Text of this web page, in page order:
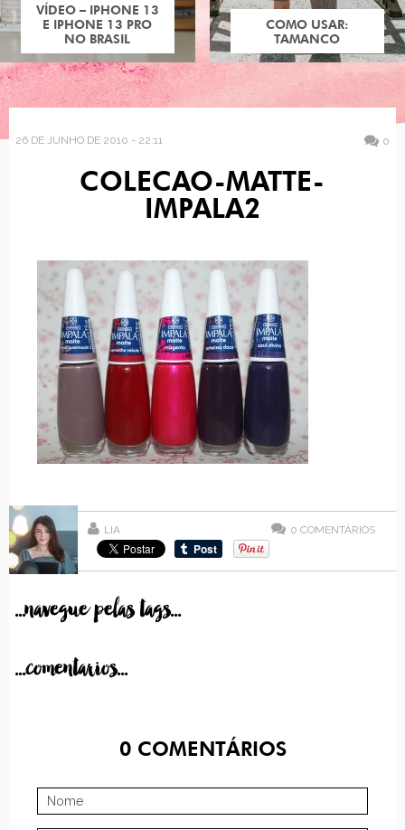
VÍDEO – IPHONE 13
E IPHONE 13 PRO
NO BRASIL
COMO USAR:
TAMANCO
26 DE JUNHO DE 2010 - 22:11 0
COLECAO-MATTE-
IMPALA2
LIA 0 COMENTÁRIOS
...navegue pelas tags...
...comentarios...
0COMENTÁRIOS